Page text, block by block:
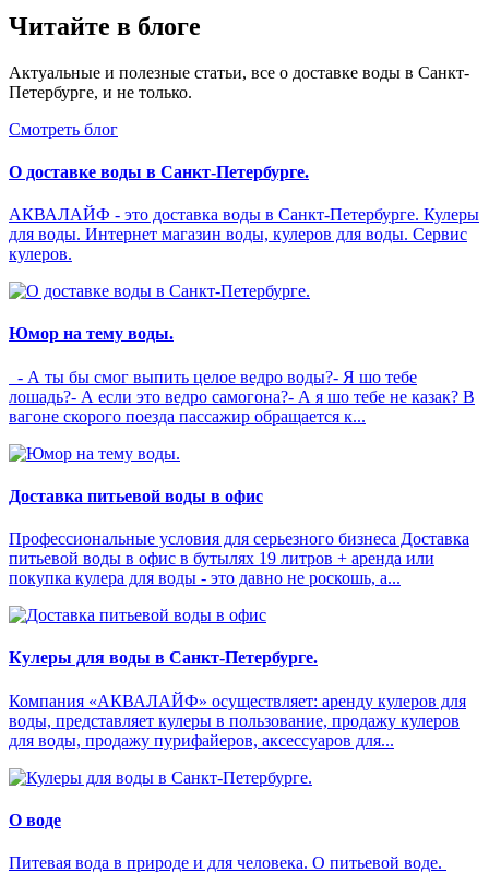
Читайте в блоге
Актуальные и полезные статьи, все о доставке воды в Санкт-
Петербурге, и не только.
Смотреть блог
О доставке воды в Санкт-Петербурге.
АКВАЛАЙФ - это доставка воды в Санкт-Петербурге. Кулеры
для воды. Интернет магазин воды, кулеров для воды. Сервис
кулеров.
Юмор на тему воды.
- А ты бы смог выпить целое ведро воды?- Я шо тебе
лошадь?- А если это ведро самогона?- А я шо тебе не казак? В
вагоне скорого поезда пассажир обращается к...
Доставка питьевой воды в офис
Профессиональные условия для серьезного бизнеса Доставка
питьевой воды в офис в бутылях 19 литров + аренда или
покупка кулера для воды - это давно не роскошь, а...
Кулеры для воды в Санкт-Петербурге.
Компания «АКВАЛАЙФ» осуществляет: аренду кулеров для
воды, представляет кулеры в пользование, продажу кулеров
для воды, продажу пурифайеров, аксессуаров для...
О воде
Питевая вода в природе и для человека. О питьевой воде.